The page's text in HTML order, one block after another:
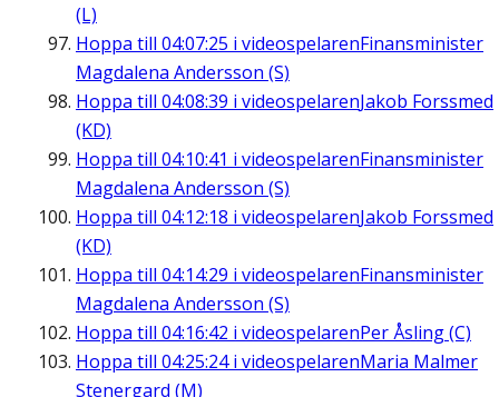
(L)
Hoppa till 04:07:25 i videospelarenFinansminister
Magdalena Andersson (S)
Hoppa till 04:08:39 i videospelarenJakob Forssmed
(KD)
Hoppa till 04:10:41 i videospelarenFinansminister
Magdalena Andersson (S)
Hoppa till 04:12:18 i videospelarenJakob Forssmed
(KD)
Hoppa till 04:14:29 i videospelarenFinansminister
Magdalena Andersson (S)
Hoppa till 04:16:42 i videospelarenPer Åsling (C)
Hoppa till 04:25:24i videospelarenMaria Malmer
Stenergard (M)